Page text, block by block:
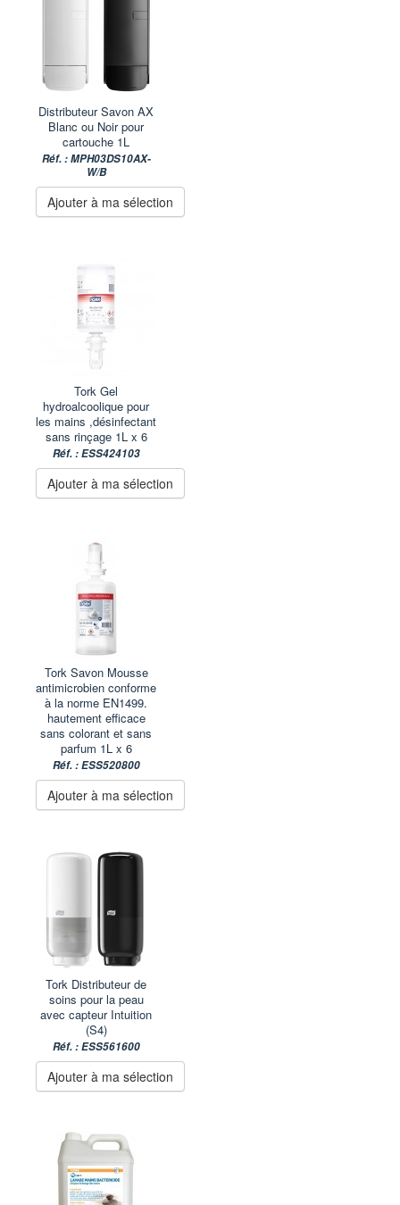
Distributeur Savon AX
Blanc ou Noir pour
cartouche 1L
Réf. : MPH03DS10AX-
W/B
Ajouter à ma sélection
Tork Gel
hydroalcoolique pour
les mains ,désinfectant
sans rinçage 1L x 6
Réf. : ESS424103
Ajouter à ma sélection
Tork Savon Mousse
antimicrobien conforme
à la norme EN1499.
hautement efficace
sans colorant et sans
parfum 1L x 6
Réf. : ESS520800
Ajouter à ma sélection
Tork Distributeur de
soins pour la peau
avec capteur Intuition
(S4)
Réf. : ESS561600
Ajouter à ma sélection